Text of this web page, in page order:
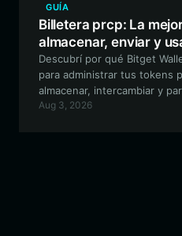
GUÍA
Billetera prcp: La
almacenar, enviar y
Descubrí por qué Bitget
para administrar tus tokens
almacenar, intercambiar y
el ecosistema de este token
Aug 3, 2026